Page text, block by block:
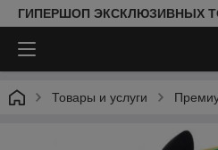
ГИПЕРШОП ЭКСКЛЮЗИВНЫХ
Товары и услуги